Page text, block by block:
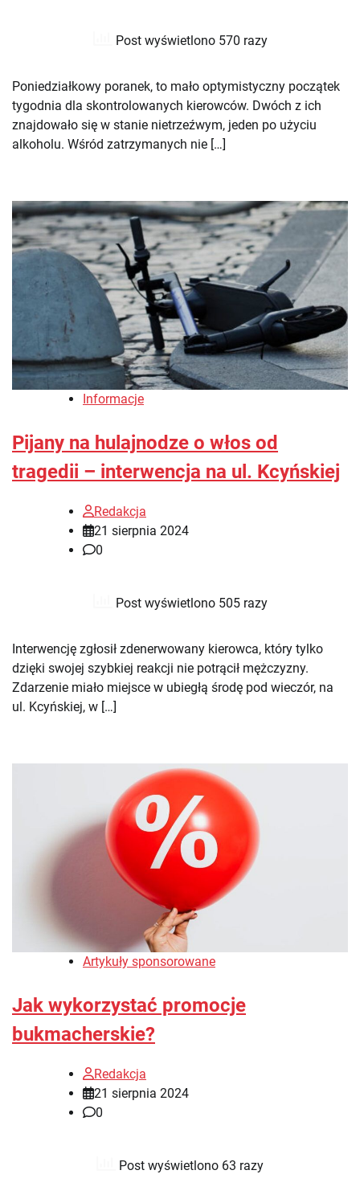
Post wyświetlono 570 razy
Poniedziałkowy poranek, to mało optymistyczny początek
tygodnia dla skontrolowanych kierowców. Dwóch z ich
znajdowało się w stanie nietrzeźwym, jeden po użyciu
alkoholu. Wśród zatrzymanych nie […]
Informacje
Pijany na hulajnodze o włos od
tragedii – interwencja na ul. Kcyńskiej
Redakcja
21 sierpnia 2024
0
Post wyświetlono 505 razy
Interwencję zgłosił zdenerwowany kierowca, który tylko
dzięki swojej szybkiej reakcji nie potrącił mężczyzny.
Zdarzenie miało miejsce w ubiegłą środę pod wieczór, na
ul. Kcyńskiej, w […]
Artykuły sponsorowane
Jak wykorzystać promocje
bukmacherskie?
Redakcja
21 sierpnia 2024
0
Post wyświetlono 63 razy